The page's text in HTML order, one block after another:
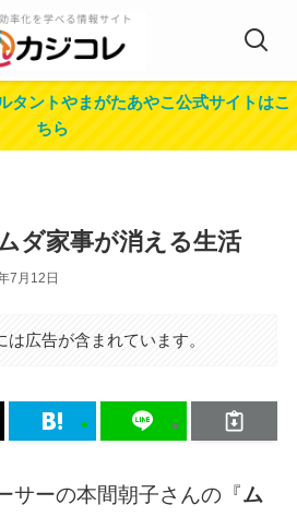
タントやまがたあやこ公式サイトはこ
ちら
ダ家事が消える生活
7月12日
広告が含まれています。
サーの本間朝子さんの『ム